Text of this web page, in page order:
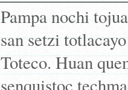
Pampa nochi
san setzi
Toteco. Huan
senquistoc